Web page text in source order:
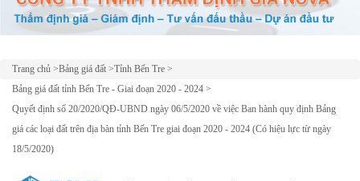
Trang chủ >Bảng giá đất >Tỉnh Bến Tre >
Bảng giá đất tỉnh Bến Tre - Giai đoạn 2020 - 2024 >
Quyết định số 20/2020/QĐ-UBND ngày 06/5/2020 về việc Ban hành quy định Bảng
giá các loại đất trên địa bàn tỉnh Bến Tre giai đoạn 2020 - 2024 (Có hiệu lực từ ngày
18/5/2020)